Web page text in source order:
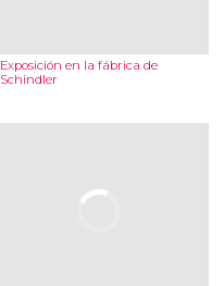
Exposición en la fábrica de
Schindler